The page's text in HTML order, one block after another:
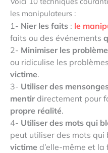
les manipulateurs :
1- Nier les faits : le
faits ou des événements
2- Minimiser les
ou ridiculise les
victime.
3- Utiliser des
mentirdirectement pour
propre réalité.
4- Utiliser des mots qui
peut utiliser des mots qui
victime d’elle-même et